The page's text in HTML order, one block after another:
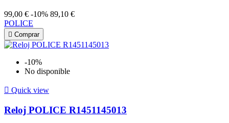
99,00 € -10% 89,10 €
POLICE
 Comprar
-10%
No disponible
 Quick view
Reloj POLICE R1451145013